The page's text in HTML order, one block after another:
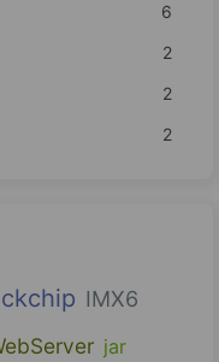
6
2
2
2
IMX6
jar